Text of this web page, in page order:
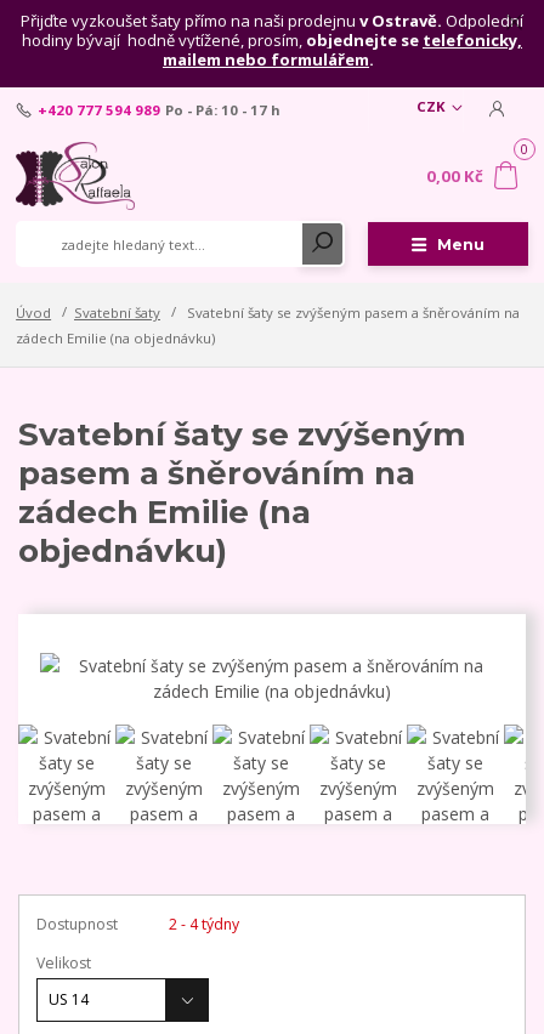
Přijďte vyzkoušet šaty přímo na naši prodejnu v Ostravě. Odpolední
hodiny bývají hodně vytížené, prosím, objednejte se telefonicky,
mailem nebo formulářem.
Menu
CZK
+420 777 594 989 Po - Pá: 10 - 17 h
0
0,00 Kč
Úvod Svatební šaty
Svatební šaty se zvýšeným pasem a šněrováním na
zádech Emilie (na objednávku)
Svatební šaty se zvýšeným
pasem a šněrováním na
zádech Emilie (na
objednávku)
Dostupnost
2 - 4 týdny
Velikost